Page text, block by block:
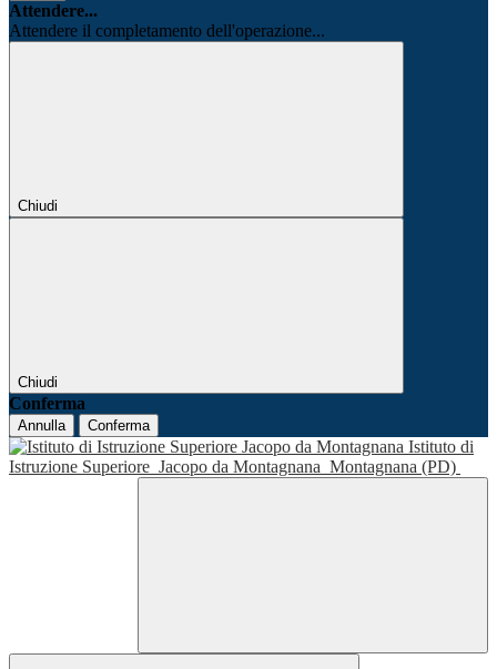
Attendere...
Attendere il completamento dell'operazione...
Chiudi
Chiudi
Conferma
Annulla Conferma
Istituto di
Istruzione Superiore Jacopo da Montagnana Montagnana (PD)